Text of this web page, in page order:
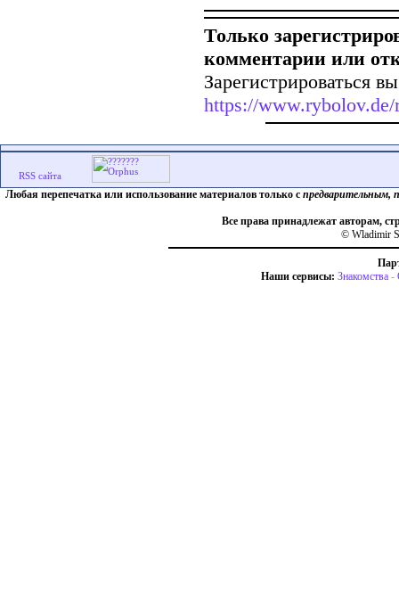
Только
комментарии или
Зарегистрироваться
https://www.rybolov.de/
Любая перепечатка или использование материалов только с предварительным,
Все права принадлежат авторам,
© Wladimir
Наши сервисы: Знакомства -